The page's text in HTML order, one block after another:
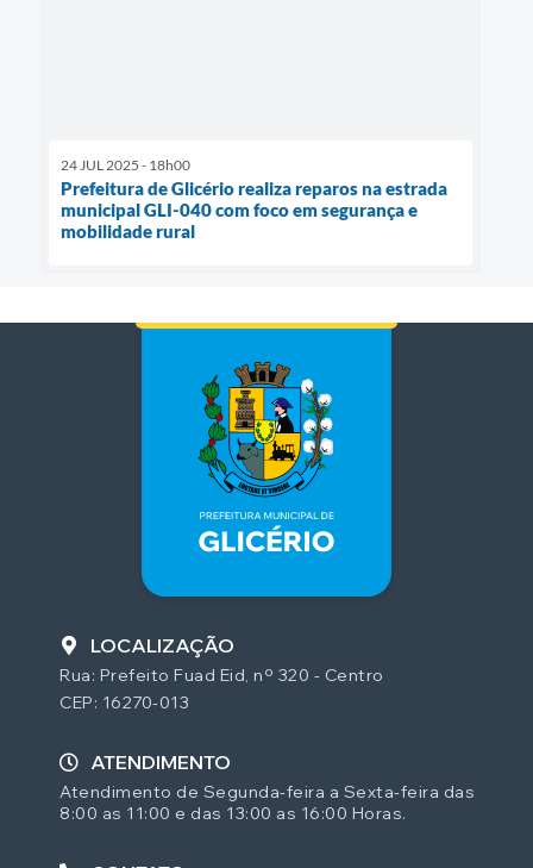
24 JUL 2025 - 18h00
Prefeitura de Glicério realiza reparos na estrada
municipal GLI-040 com foco em segurança e
mobilidade rural
LOCALIZAÇÃO
Rua: Prefeito Fuad Eid, nº 320 - Centro
CEP: 16270-013
ATENDIMENTO
Atendimento de Segunda-feira a Sexta-feira das
8:00 as 11:00 e das 13:00 as 16:00 Horas.